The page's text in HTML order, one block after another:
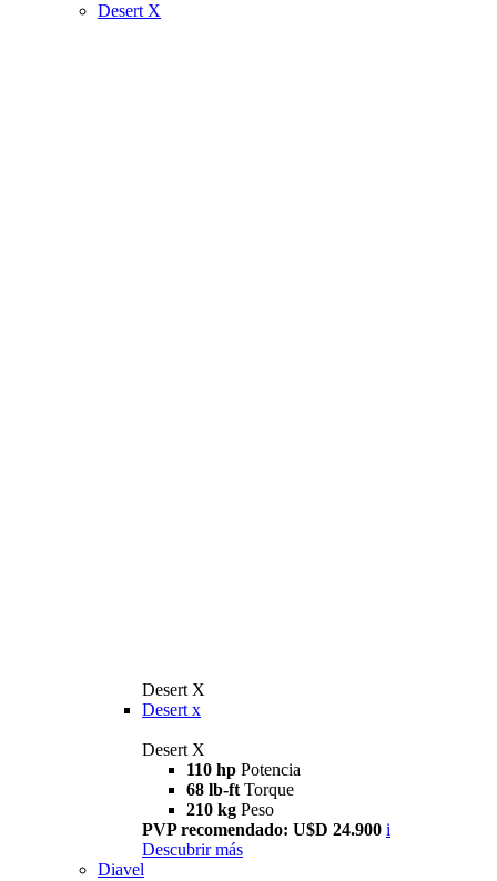
Desert X
Desert X
Desert x
Desert X
110 hp Potencia
68 lb-ft Torque
210 kg Peso
PVP recomendado: U$D 24.900 i
Descubrir más
Diavel